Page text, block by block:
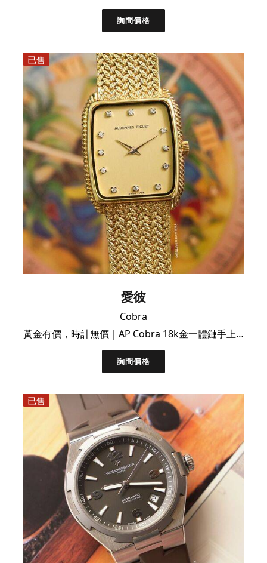
詢問價格
已售
愛彼
Cobra
黃金有價，時計無價｜AP Cobra 18k金一體鏈手上鍊腕錶
詢問價格
已售